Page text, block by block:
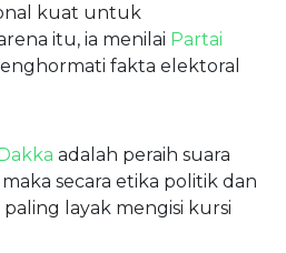
kuat untuk
itu, ia menilai Partai
fakta elektoral
adalah peraih suara
secara etika politik dan
layak mengisi kursi